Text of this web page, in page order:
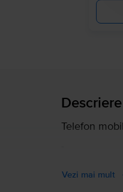
Descriere
Telefon
Vezi mai mult